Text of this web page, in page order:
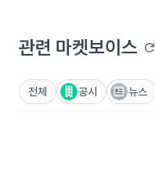
관련 마켓보이스 refresh
전체 공시 뉴스